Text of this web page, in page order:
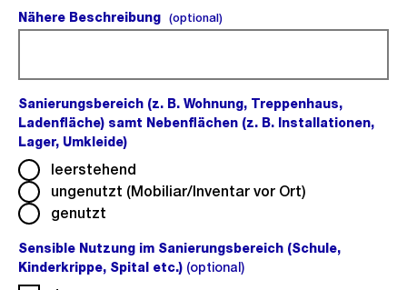
Nähere Beschreibung (optional)(optional).
Sanierungsbereich (z. B. Wohnung, Treppenhaus,
Ladenfläche) samt Nebenflächen (z. B. Installationen,
Lager, Umkleide)
leerstehend
ungenutzt (Mobiliar/Inventar vor Ort)
genutzt
Sensible Nutzung im Sanierungsbereich (Schule,
Kinderkrippe, Spital etc.) (optional)